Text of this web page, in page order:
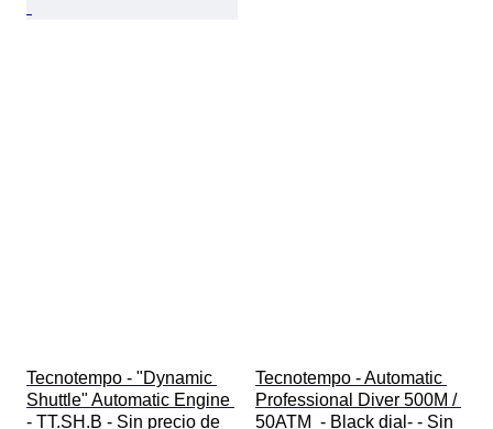
Tecnotempo - "Dynamic
Shuttle" Automatic Engine
- TT.SH.B - Sin precio de
Tecnotempo - Automatic
Professional Diver 500M /
50ATM  - Black dial- - Sin